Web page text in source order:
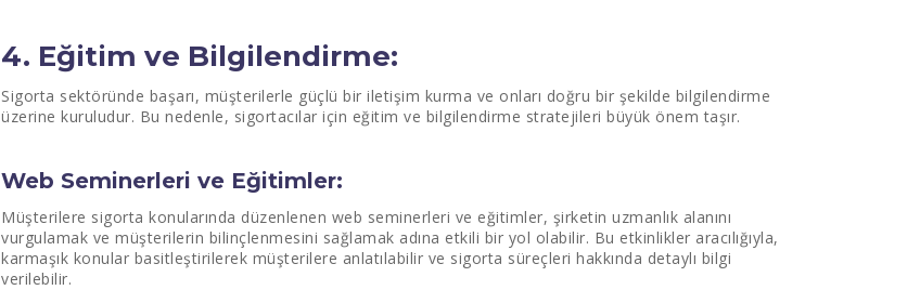
4. Eğitim ve Bilgilendirme:
Sigorta sektöründe başarı, müşterilerle güçlü bir iletişim kurma ve onları doğru bir şekilde bilgilendirme
üzerine kuruludur. Bu nedenle, sigortacılar için eğitim ve bilgilendirme stratejileri büyük önem taşır.
Web Seminerleri ve Eğitimler:
Müşterilere sigorta konularında düzenlenen web seminerleri ve eğitimler, şirketin uzmanlık alanını
vurgulamak ve müşterilerin bilinçlenmesini sağlamak adına etkili bir yol olabilir. Bu etkinlikler aracılığıyla,
karmaşık konular basitleştirilerek müşterilere anlatılabilir ve sigorta süreçleri hakkında detaylı bilgi
verilebilir.